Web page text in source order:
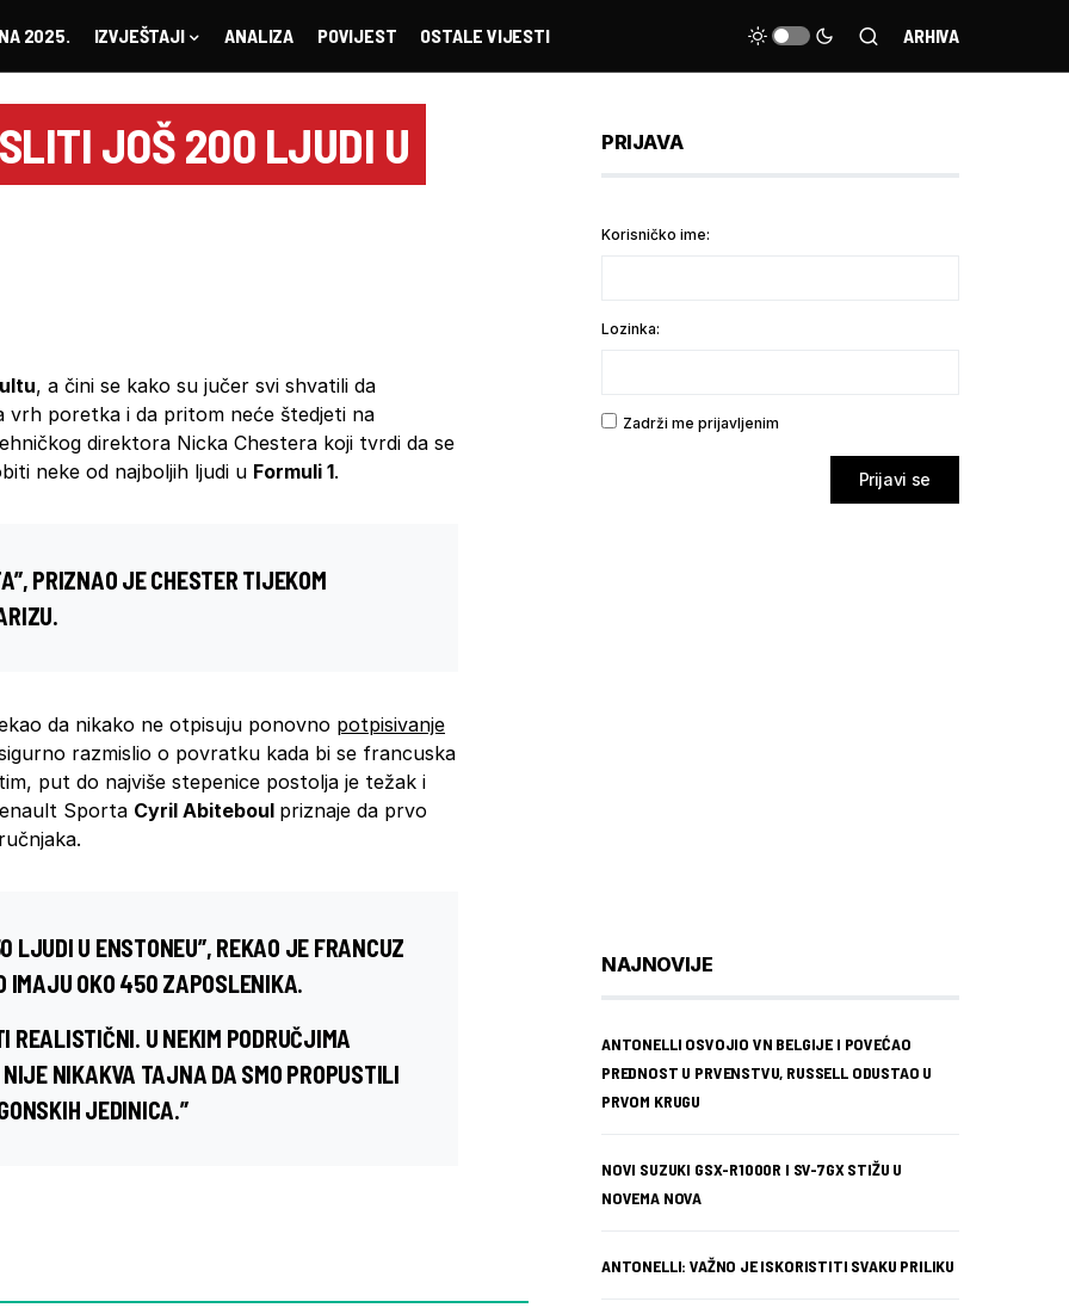
2025. IZVJEŠTAJI ANALIZA POVIJEST OSTALE VIJESTI ARHIVA
JOŠ 200 LJUDI U
, a čini se kako su jučer svi shvatili da
vrh poretka i da pritom neće štedjeti na
direktora Nicka Chestera koji tvrdi da se
neke od najboljih ljudi u Formuli 1.
PRIZNAO JECHESTER TIJEKOM
da nikako ne otpisuju ponovno potpisivanje
razmislio o povratku kada bi se francuska
put do najviše stepenice postolja je težak i
Sporta Cyril Abiteboul priznaje da prvo
LJUDI U ENSTONEU”, REKAO JE FRANCUZ
IMAJU OKO 450 ZAPOSLENIKA.
REALISTIČNI. U NEKIM PODRUČJIMA
NIKAKVA TAJNA DA SMO PROPUSTILI
JEDINICA.”
PRIJAVA
Korisničko ime:
Lozinka:
Zadrži me prijavljenim
Prijavi se
NAJNOVIJE
ANTONELLI OSVOJIO VN BELGIJE I POVEĆAO
PREDNOST U PRVENSTVU, RUSSELL ODUSTAO U
PRVOM KRUGU
NOVI SUZUKI GSX-R1000R I SV-7GX STIŽU U
NOVEMA NOVA
ANTONELLI: VAŽNO JE ISKORISTITI SVAKU PRILIKU